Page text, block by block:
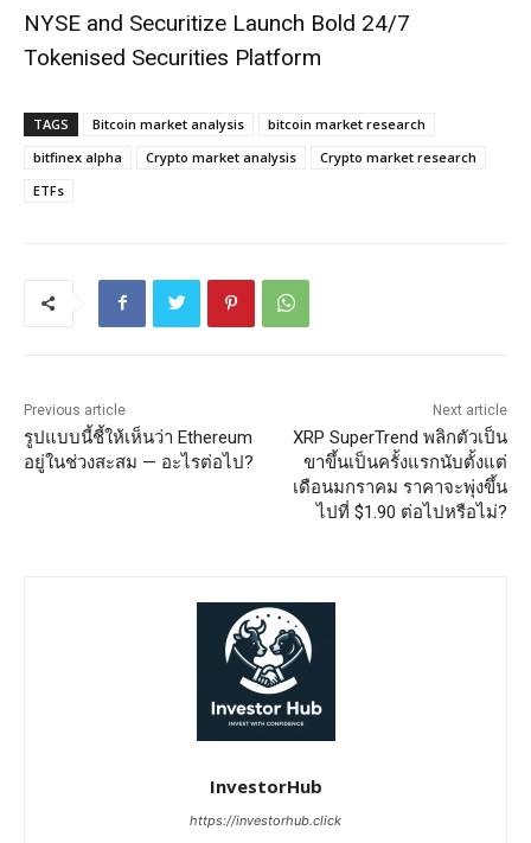
NYSE and Securitize Launch Bold 24/7
Tokenised Securities Platform
TAGS Bitcoin market analysis
bitcoin market research
bitfinex alpha
Crypto market analysis
Crypto market research
ETFs
Previous article
รูปแบบนี้ชี้ให้เห็นว่า Ethereum
อยู่ในช่วงสะสม — อะไรต่อไป?
Next article
XRP SuperTrend พลิกตัวเป็น
ขาขึ้นเป็นครั้งแรกนับตั้งแต่
เดือนมกราคม ราคาจะพุ่งขึ้น
ไปที่ $1.90 ต่อไปหรือไม่?
InvestorHub
https://investorhub.click